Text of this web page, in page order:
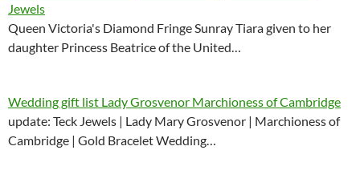
Jewels
Queen Victoria's Diamond Fringe Sunray Tiara given to her
daughter Princess Beatrice of the United…
Wedding gift list Lady Grosvenor Marchioness of Cambridge
update: Teck Jewels | Lady Mary Grosvenor | Marchioness of
Cambridge | Gold Bracelet Wedding…